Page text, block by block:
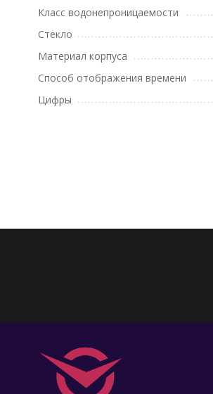
Класс водонепроницаемости
Стекло
Материал корпуса
Способ отображения времени
Цифры